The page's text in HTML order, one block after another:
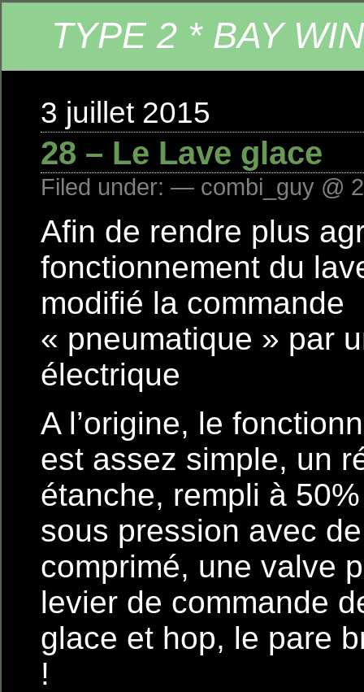
TYPE 2 * BAY
3 juillet 2015
28 – Le Lave glace
Filed under: — combi_guy @
Afin de rendre plus
fonctionnement du
modifié la commande
« pneumatique » par
électrique
A l’origine, le
est assez simple, un
étanche, rempli à
sous pression avec de
comprimé, une valve
levier de commande
glace et hop, le pare
!